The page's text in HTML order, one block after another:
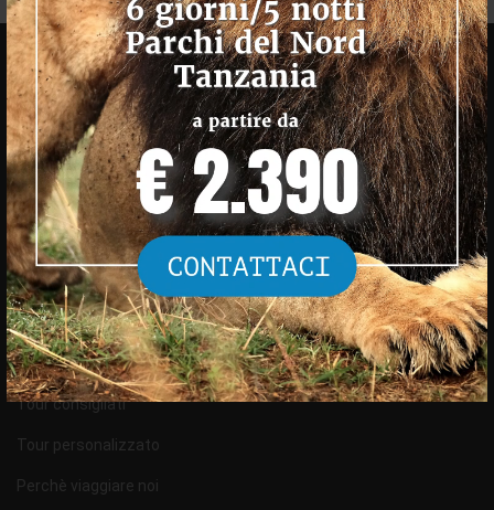
About us
Lasciavamo l'Africa e, un po’ come Hemingway, non vedevamo
l'ora di ritornare.
RICHIEDI PREVENTIVO
Tour Tanzania
Tour consigliati
Tour personalizzato
Perchè viaggiare noi